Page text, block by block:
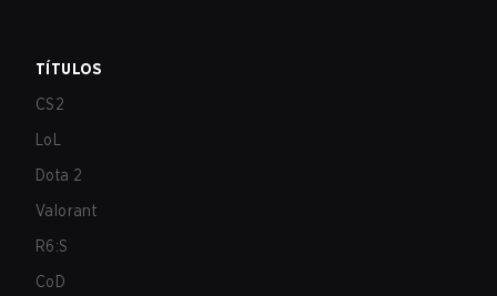
TÍTULOS
CS2
LoL
Dota 2
Valorant
R6:S
CoD